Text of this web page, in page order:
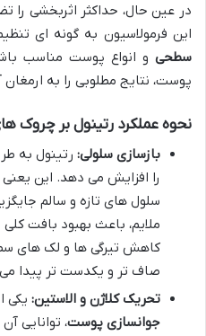
در عین حال، حداکثر اثربخشی را
این فرمولاسیون به گونه ای
سطحی و انواع پوست مناسب
پوست، نتایج مطلوبی را به ارمغان
نحوه عملکرد رتینول بر
بازسازی سلولی: رتینول به
را افزایش می دهد. این
سلول های تازه و سالم
ملایم، باعث بهبود بافت
کاهش تیرگی ها و لک های
صاف تر و یکدست تر پیدا
تحریک کلاژن و الاستین: یکی
جوانسازی پوست، توانایی آن